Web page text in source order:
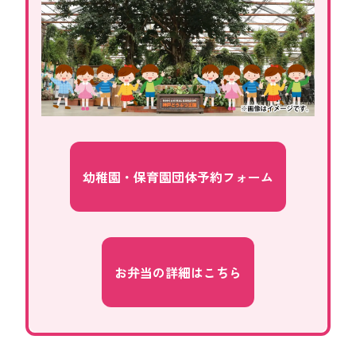
幼稚園・保育園団体予約フォーム
お弁当の詳細はこちら